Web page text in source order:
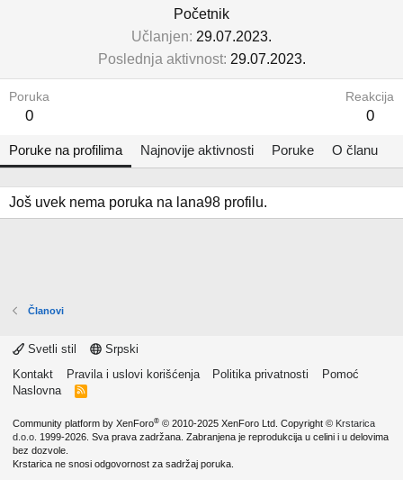
Početnik
Učlanjen 29.07.2023.
Poslednja aktivnost 29.07.2023.
Poruka
0
Reakcija
0
Poruke na profilima Najnovije aktivnosti Poruke O članu
Još uvek nema poruka na lana98 profilu.
Članovi
Svetli stil
Srpski
Kontakt
Pravila i uslovi korišćenja Politika privatnosti
Pomoć
Naslovna
R
Community platform by XenForo® © 2010-2025 XenForo Ltd. Copyright © Krstarica
d.o.o. 1999-2026. Sva prava zadržana. Zabranjena je reprodukcija u celini i u delovima
bez dozvole.
Krstarica ne snosi odgovornost za sadržaj poruka.